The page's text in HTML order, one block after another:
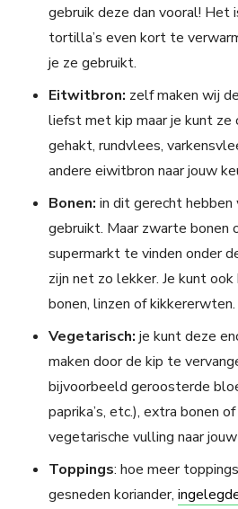
gebruik deze dan vooral! Het
tortilla’s even kort te
je ze gebruikt.
Eitwitbron: zelf maken wij
liefst met kip maar je kunt ze
gehakt, rundvlees,
andere eiwitbron naar jouw
Bonen: in dit gerecht hebben
gebruikt. Maar zwarte bonen
supermarkt te vinden onder
zijn net zo lekker. Je kunt
bonen, linzen of kikkererwten.
Vegetarisch: je kunt deze
maken door de kip te
bijvoorbeeld geroosterde
paprika’s, etc.), extra bonen
vegetarische vulling naar
Toppings: hoe meer
gesneden koriander,